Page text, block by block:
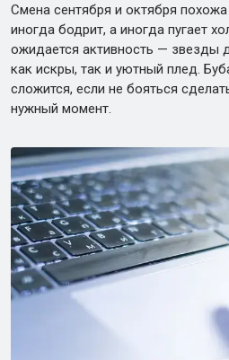
Смена сентября и октября
иногда бодрит, а иногда пугает
ожидается активность — звезды
как искры, так и уютный плед.
сложится, если не бояться
нужный момент.